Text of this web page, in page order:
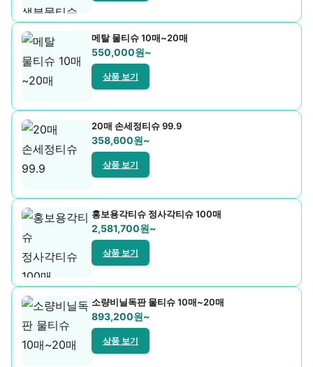
주방용품
치약/세제
컵제품
티슈
필기구
휴대폰용품
메탈 물티슈 10매~20매
550,000원~
상품 보기
20매 손세정티슈 99.9
358,600원~
상품 보기
홍보용각티슈 정사각티슈 100매
2,581,700원~
상품 보기
소량비닐독판 물티슈 10매~20매
893,200원~
상품 보기